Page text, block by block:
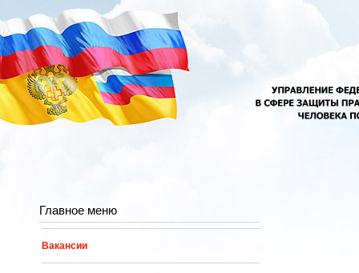
Перейти к основному содержанию
Главное меню
Вакансии